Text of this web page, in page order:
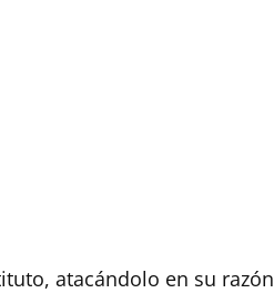
atacándolo en su razón